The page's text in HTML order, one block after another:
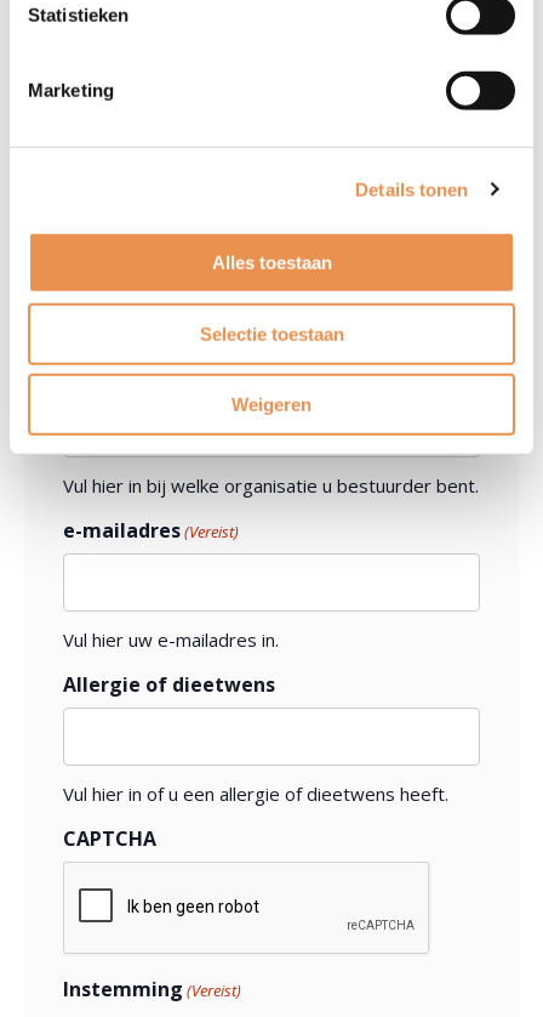
Statistieken
Marketing
Details tonen
Alles toestaan
Selectie toestaan
Weigeren
Vul hier uw voornaam in.
Vul hier in wat uw functie is.
Organisatie(Vereist)
Vul hier in bij welke organisatie u bestuurder bent.
e-mailadres(Vereist)
Vul hier uw e-mailadres in.
Allergie of dieetwens
Vul hier in of u een allergie of dieetwens heeft.
CAPTCHA
Instemming (Vereist)